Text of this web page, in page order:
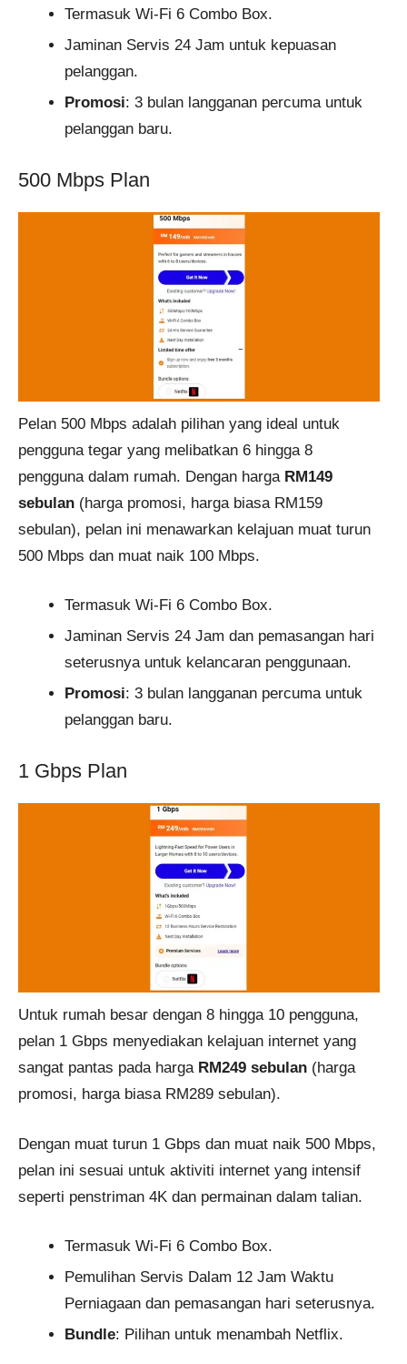
Termasuk Wi-Fi 6 Combo Box.
Jaminan Servis 24 Jam untuk kepuasan
pelanggan.
Promosi: 3 bulan langganan percuma untuk
pelanggan baru.
500 Mbps Plan
Pelan 500 Mbps adalah pilihan yang ideal untuk
pengguna tegar yang melibatkan 6 hingga 8
pengguna dalam rumah. Dengan harga RM149
sebulan (harga promosi, harga biasa RM159
sebulan), pelan ini menawarkan kelajuan muat turun
500 Mbps dan muat naik 100 Mbps.
Termasuk Wi-Fi 6 Combo Box.
Jaminan Servis 24 Jam dan pemasangan hari
seterusnya untuk kelancaran penggunaan.
Promosi: 3 bulan langganan percuma untuk
pelanggan baru.
1 Gbps Plan
Untuk rumah besar dengan 8 hingga 10 pengguna,
pelan 1 Gbps menyediakan kelajuan internet yang
sangat pantas pada harga RM249 sebulan (harga
promosi, harga biasa RM289 sebulan).
Dengan muat turun 1 Gbps dan muat naik 500 Mbps,
pelan ini sesuai untuk aktiviti internet yang intensif
seperti penstriman 4K dan permainan dalam talian.
Termasuk Wi-Fi 6 Combo Box.
Pemulihan Servis Dalam 12 Jam Waktu
Perniagaan dan pemasangan hari seterusnya.
Bundle: Pilihan untuk menambah Netflix.